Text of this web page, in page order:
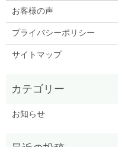
お客様の声
プライバシーポリシー
サイトマップ
お知らせ